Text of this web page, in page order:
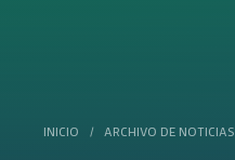
INICIO / ARCHIVO DE NOTICIAS